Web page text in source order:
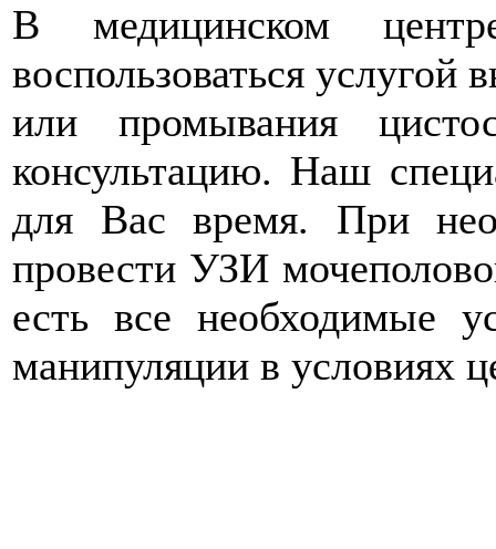
В медицинском
воспользоваться услугой
или промывания
консультацию. Наш
для Вас время. При
провести УЗИ
есть все необходимые
манипуляции в условиях